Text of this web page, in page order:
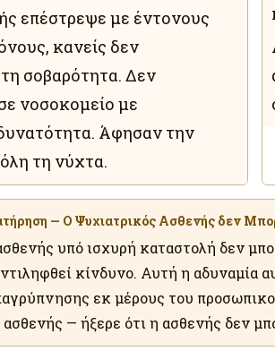
επέστρεψε με έντονους
κανείς δεν
σοβαρότητα. Δεν
νοσοκομείο με
Άφησαν την
τη νύχτα.
— Ο Ψυχιατρικός Ασθενής δεν
υπό ισχυρή καταστολή δεν
κίνδυνο. Αυτή η αδυναμία
εκ μέρους του
ασθενής — ήξερε ότι η ασθενής δεν